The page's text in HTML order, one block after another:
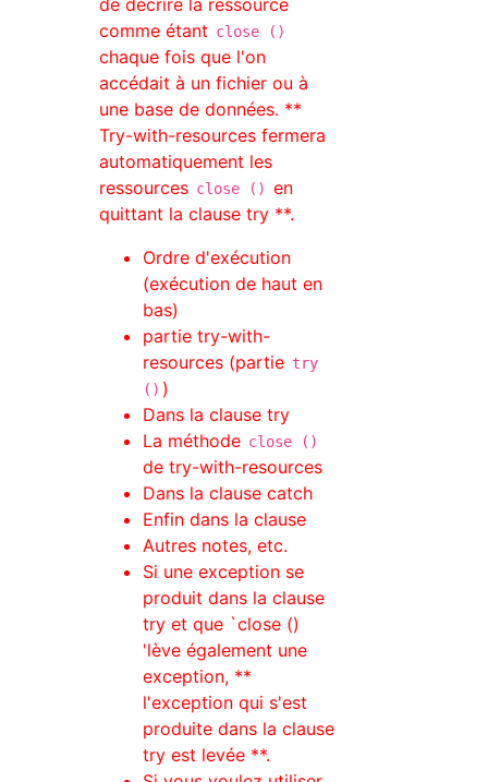
de décrire la ressource
comme étant close ()
chaque fois que l'on
accédait à un fichier ou à
une base de données. **
Try-with-resources fermera
automatiquement les
ressources close () en
quittant la clause try **.
Ordre d'exécution
(exécution de haut en
bas)
partie try-with-
resources (partie try
() )
Dans la clause try
La méthode close ()
de try-with-resources
Dans la clause catch
Enfin dans la clause
Autres notes, etc.
Si une exception se
produit dans la clause
try et que `close ()
'lève également une
exception, **
l'exception qui s'est
produite dans la clause
try est levée **.